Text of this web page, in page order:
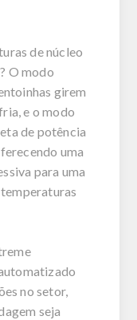
de núcleo
O modo
girem
e o modo
de potência
uma
para uma
no setor,
seja